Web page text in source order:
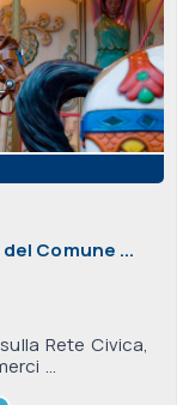
Comune ...
Rete Civica,
...